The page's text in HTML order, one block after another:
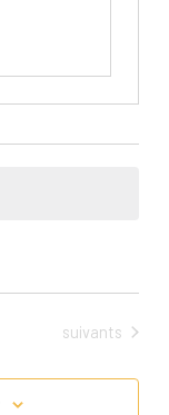
Évènements
suivants